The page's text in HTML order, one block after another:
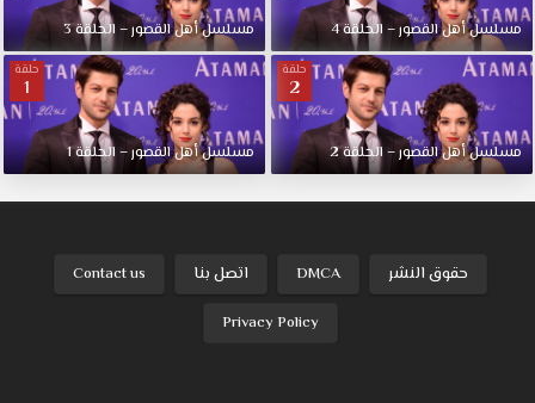
مسلسل أهل القصور – الحلقة 4 مسلسل أهل القصور – الحلقة 3
حلقة
2
مسلسل أهل القصور – الحلقة 2
حلقة
1
مسلسل أهل القصور – الحلقة 1
حقوق النشر DMCA اتصل بنا Contact us
Privacy Policy